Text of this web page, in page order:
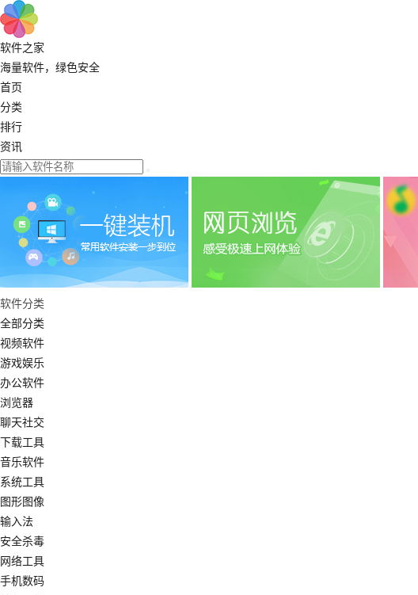
软件之家
海量软件，绿色安全
首页
分类
排行
资讯
软件分类
全部分类
视频软件
游戏娱乐
办公软件
浏览器
聊天社交
下载工具
音乐软件
系统工具
图形图像
输入法
安全杀毒
网络工具
手机数码